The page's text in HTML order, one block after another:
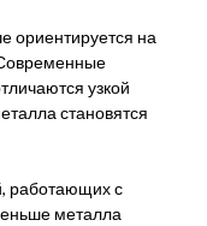
ориентируется на
узкой
становятся
работающих с
металла